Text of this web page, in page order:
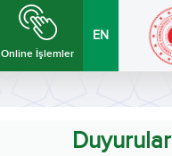
Online İşlemler
EN
Duyurular